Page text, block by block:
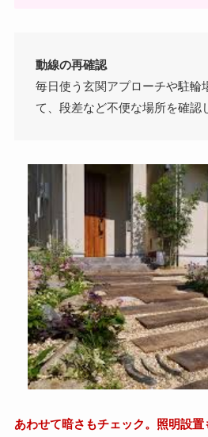
動線の再確認
毎日使う玄関アプローチや駐輪
て、段差など不便な場所を確認
あわせて暗さもチェック。照明設